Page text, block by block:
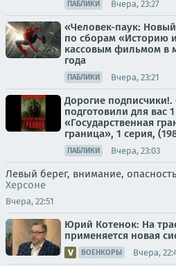
ПАБЛИКИ Вчера, 23:27
«Человек-паук:
по сборам «Историю
кассовым фильмом в
года
ПАБЛИКИ Вчера, 23:21
Дорогие
подготовили для вас
«Государственная
граница», 1 серия,
ПАБЛИКИ Вчера, 23:03
Левый берег, внимание,
Херсоне
Вчера, 22:51
Юрий Котенок: На
применяется новая
ВОЕНКОРЫ Вчера,